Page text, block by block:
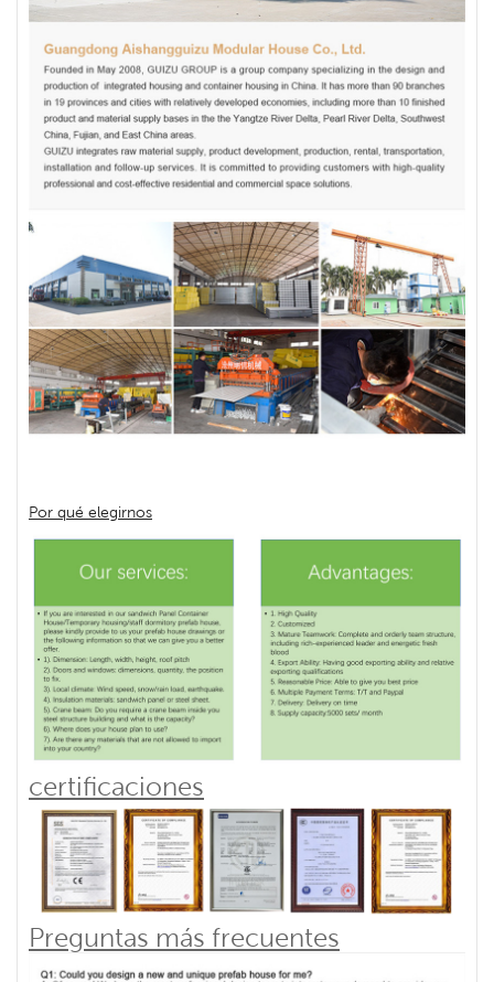
Por qué elegirnos
certificaciones
Preguntas más frecuentes